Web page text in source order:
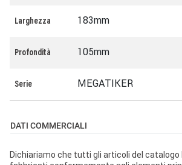
Larghezza 183mm
Profondità 105mm
Serie MEGATIKER
DATI COMMERCIALI
Dichiariamo che tutti gli articoli del